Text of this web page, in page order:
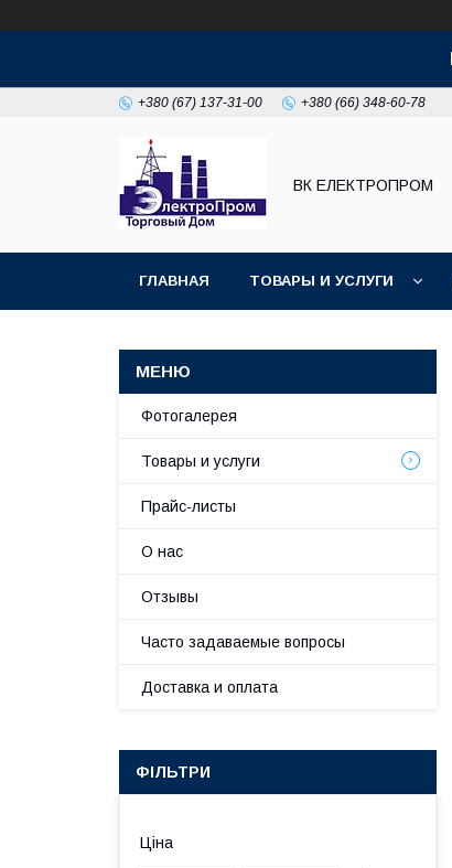
+380 (67) 137-31-00 +380 (66) 348-60-78
ВК ЕЛЕКТРОПРОМ
ГЛАВНАЯ ТОВАРЫ И УСЛУГИ
Фотогалерея
Товары и услуги
Прайс-листы
О нас
Отзывы
Часто задаваемые вопросы
Доставка и оплата
ФІЛЬТРИ
Ціна